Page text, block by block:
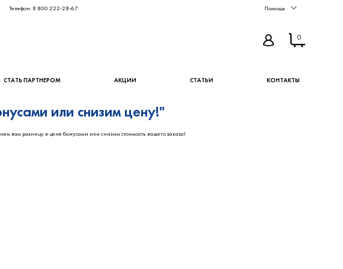
Телефон: 8 800 222-28-67 Помощь
0
СТАТЬ ПАРТНЕРОМ АКЦИИ СТАТЬИ КОНТАКТЫ
или снизим цену!"
вам разницу в цене бонусами или снизим стоимость вашего заказа!